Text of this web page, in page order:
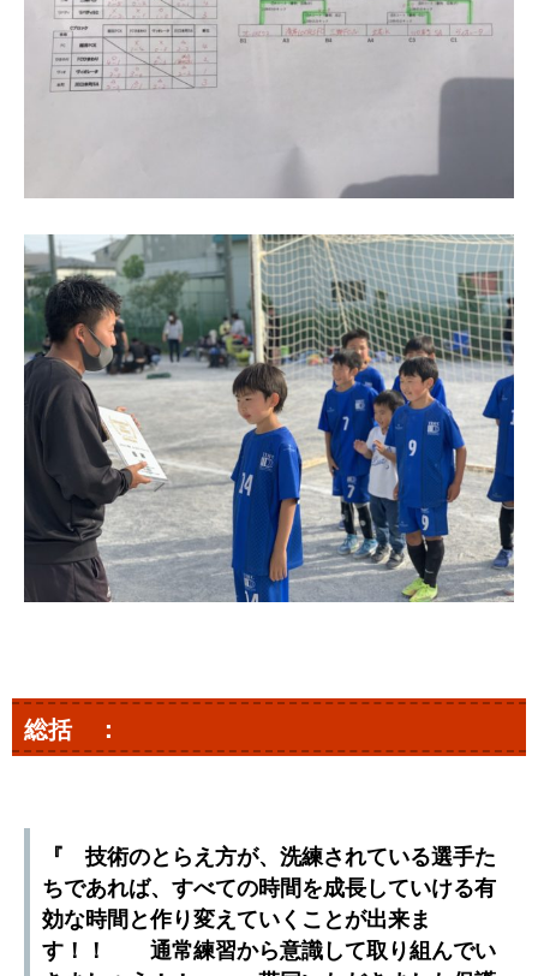
総括 ：
『 技術のとらえ方が、洗練されている選手た
ちであれば、すべての時間を成長していける有
効な時間と作り変えていくことが出来ま
す！！ 通常練習から意識して取り組んでい